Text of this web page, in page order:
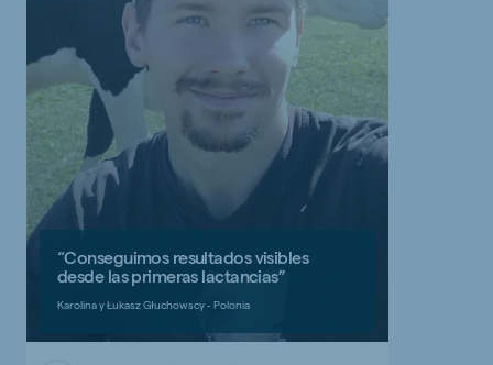
“Conseguimos resultados visibles
desde las primeras lactancias”
Karolina y Łukasz Głuchowscy - Polonia